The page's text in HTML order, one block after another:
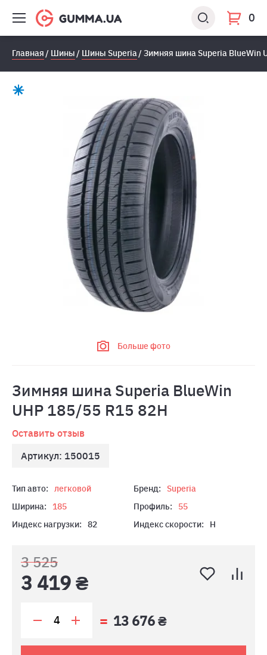
0
Главная Шины Шины Superia Зимняя шина Superia BlueWin
Больше фото
Зимняя шина Superia BlueWin
UHP 185/55 R15 82H
Оставить отзыв
Артикул: 150015
Тип авто: легковой Бренд:
Superia
Ширина:
185 Профиль:
55
Индекс нагрузки:
82 Индекс скорости: H
3 525
3 419 ₴
13 676 ₴